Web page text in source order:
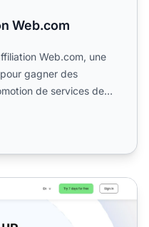
Web.com
Web.com, une
gagner des
de services de